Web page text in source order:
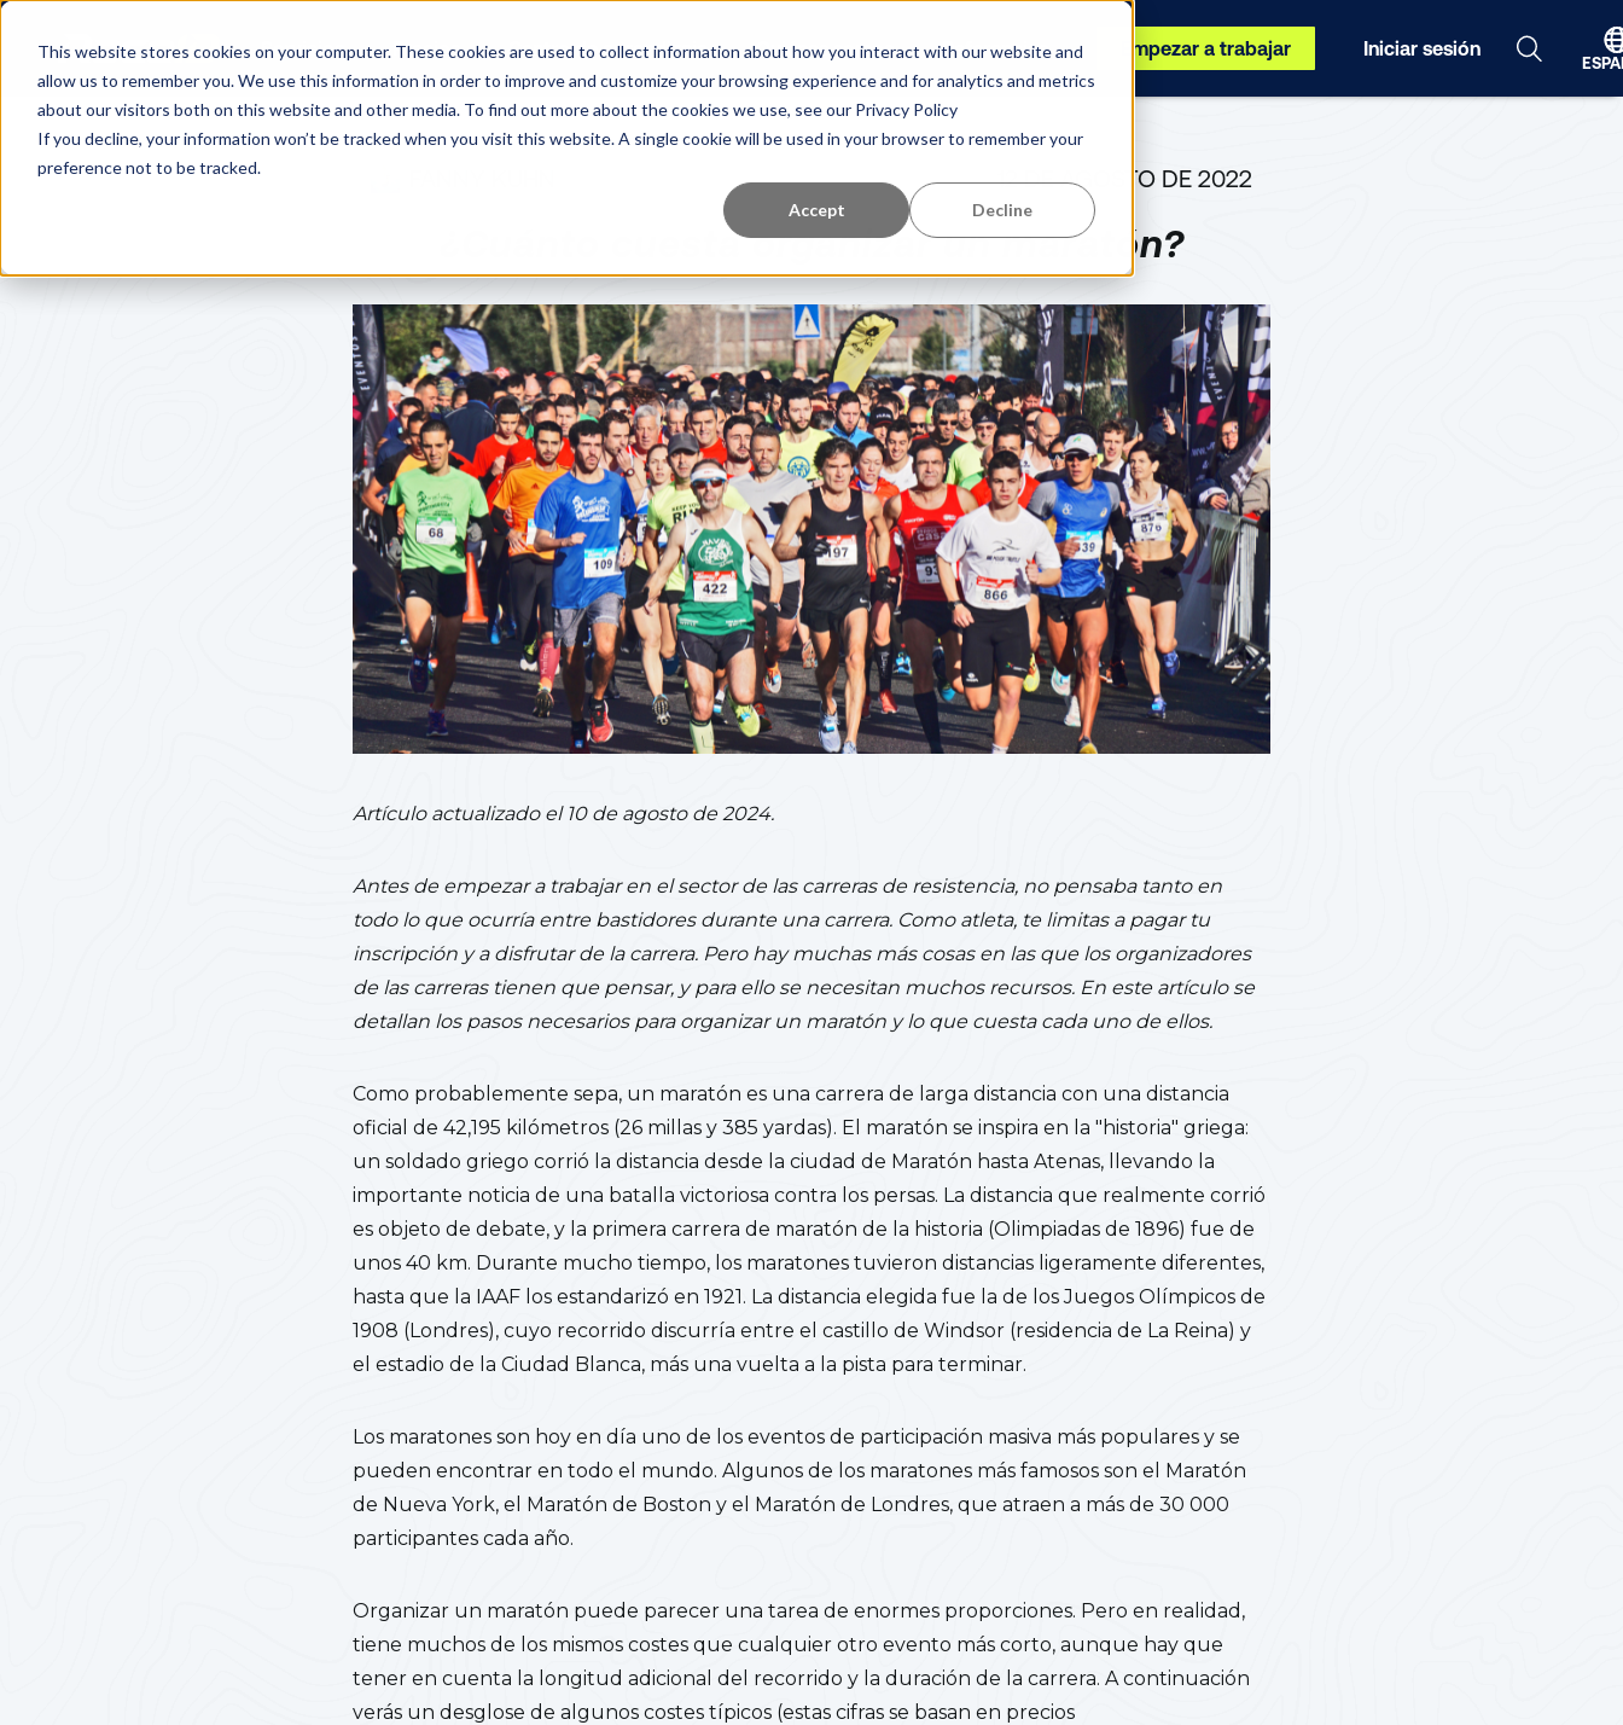
This website stores cookies on your computer. These cookies are used to collect information about how you interact with our website and
allow us to remember you. We use this information in order to improve and customize your browsing experience and for analytics and metrics
about our visitors both on this website and other media. To find out more about the cookies we use, see our Privacy Policy
If you decline, your information won’t be tracked when you visit this website. A single cookie will be used in your browser to remember your
preference not to be tracked.
Accept Decline
Servicios Precios Centro de aprendizaje Quiénes somos Referencias Empezar a trabajar Iniciar sesión
12 DE AGOSTO DE 2022
¿Cuánto cuesta organizar un maratón?
Artículo actualizado el 10 de agosto de 2024.
Antes de empezar a trabajar en el sector de las carreras de resistencia, no pensaba tanto en
todo lo que ocurría entre bastidores durante una carrera. Como atleta, te limitas a pagar tu
inscripción y a disfrutar de la carrera. Pero hay muchas más cosas en las que los organizadores
de las carreras tienen que pensar, y para ello se necesitan muchos recursos. En este artículo se
detallan los pasos necesarios para organizar un maratón y lo que cuesta cada uno de ellos.
Como probablemente sepa, un maratón es una carrera de larga distancia con una distancia
oficial de 42,195 kilómetros (26 millas y 385 yardas). El maratón se inspira en la "historia" griega:
un soldado griego corrió la distancia desde la ciudad de Maratón hasta Atenas, llevando la
importante noticia de una batalla victoriosa contra los persas. La distancia que realmente corrió
es objeto de debate, y la primera carrera de maratón de la historia (Olimpiadas de 1896) fue de
unos 40 km. Durante mucho tiempo, los maratones tuvieron distancias ligeramente diferentes,
hasta que la IAAF los estandarizó en 1921. La distancia elegida fue la de los Juegos Olímpicos de
1908 (Londres), cuyo recorrido discurría entre el castillo de Windsor (residencia de La Reina) y
el estadio de la Ciudad Blanca, más una vuelta a la pista para terminar.
Los maratones son hoy en día uno de los eventos de participación masiva más populares y se
pueden encontrar en todo el mundo. Algunos de los maratones más famosos son el Maratón
de Nueva York, el Maratón de Boston y el Maratón de Londres, que atraen a más de 30 000
participantes cada año.
Organizar un maratón puede parecer una tarea de enormes proporciones. Pero en realidad,
tiene muchos de los mismos costes que cualquier otro evento más corto, aunque hay que
tener en cuenta la longitud adicional del recorrido y la duración de la carrera. A continuación
verás un desglose de algunos costes típicos (estas cifras se basan en precios